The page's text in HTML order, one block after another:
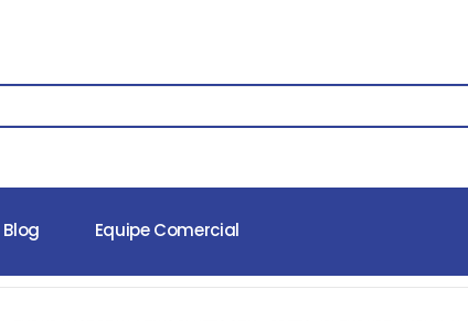
Blog Equipe Comercial